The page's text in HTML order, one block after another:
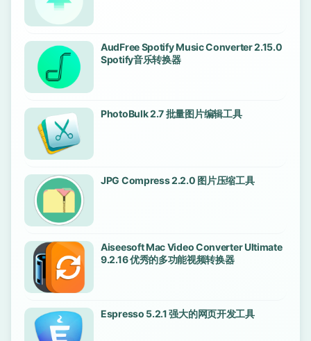
AudFree Spotify Music Converter 2.15.0
Spotify音乐转换器
PhotoBulk 2.7 批量图片编辑工具
JPG Compress 2.2.0 图片压缩工具
Aiseesoft Mac Video Converter Ultimate
9.2.16 优秀的多功能视频转换器
Espresso 5.2.1 强大的网页开发工具